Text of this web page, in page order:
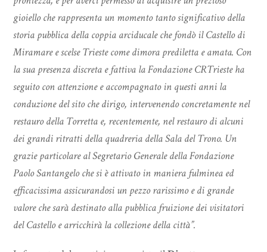
gioiello che rappresenta un momento tanto significativo della
storia pubblica della coppia arciducale che fondò il Castello di
Miramare e scelse Trieste come dimora prediletta e amata. Con
la sua presenza discreta e fattiva la Fondazione CRTrieste ha
seguito con attenzione e accompagnato in questi anni la
conduzione del sito che dirigo, intervenendo concretamente nel
restauro della Torretta e, recentemente, nel restauro di alcuni
dei grandi ritratti della quadreria della Sala del Trono. Un
grazie particolare al Segretario Generale della Fondazione
Paolo Santangelo che si è attivato in maniera fulminea ed
efficacissima assicurandosi un pezzo rarissimo e di grande
valore che sarà destinato alla pubblica fruizione dei visitatori
del Castello e arricchirà la collezione della città”.